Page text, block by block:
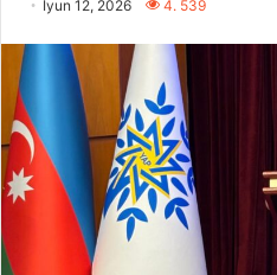
İyun 12, 2026 4. 539